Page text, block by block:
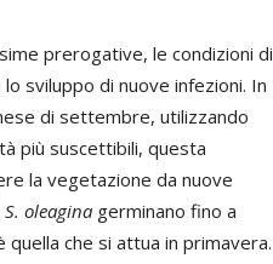
prerogative, le condizioni di
sviluppo di nuove infezioni. In
di settembre, utilizzando
più suscettibili, questa
la vegetazione da nuove
S. oleagina germinano fino a
quella che si attua in primavera.